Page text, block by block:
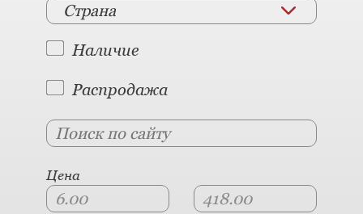
Страна
Наличие
Распродажа
Цена